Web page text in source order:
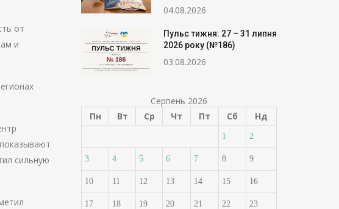
от
и
сильную
04.08.2026
Пульс тижня: 27 – 31 липня
2026 року (№186)
03.08.2026
Серпень 2026
Пн
Вт Ср Чт Пт Сб Нд
1 2
3 4 5 6 7 8 9
10 11 12 13 14 15 16
17 18 19 20 21 22 23